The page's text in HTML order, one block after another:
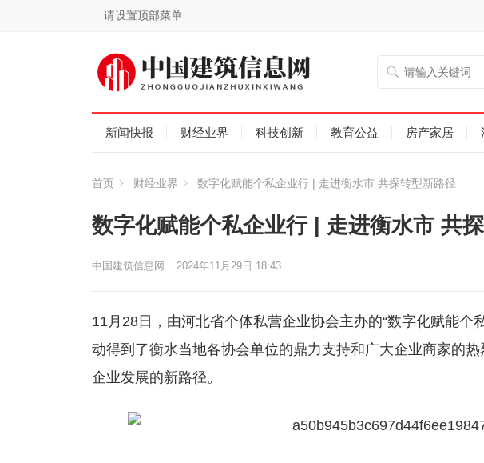
请设置顶部菜单
新闻快报 财经业界 科技创新 教育公益 房产家居
首页 财经业界 数字化赋能个私企业行 | 走进衡水市 共探转型新路径
数字化赋能个私企业行 | 走进衡水市 共
中国建筑信息网 2024年11月29日 18:43
11月28日，由河北省个体私营企业协会主办的“数字化赋能个
动得到了衡水当地各协会单位的鼎力支持和广大企业商家的
企业发展的新路径。